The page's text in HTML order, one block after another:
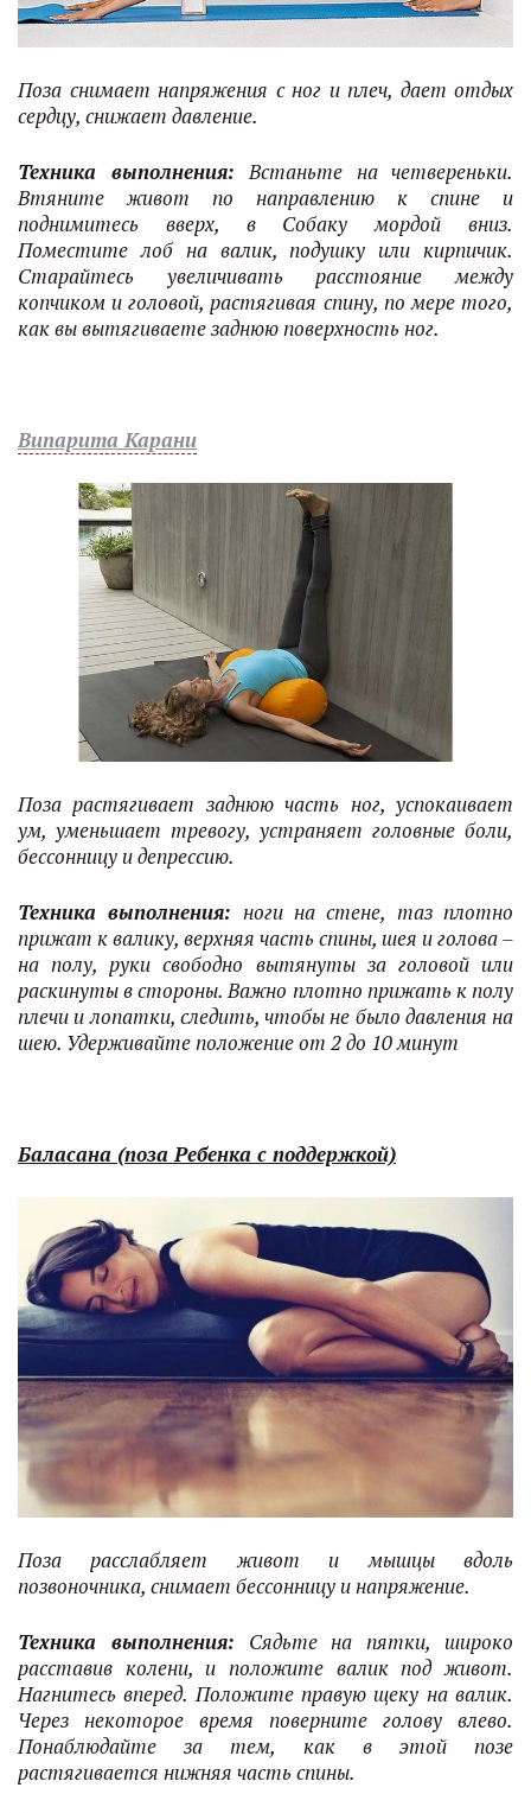
Поза снимает напряжения с ног и плеч, дает отдых
сердцу, снижает давление.
Техника выполнения:Встаньте на четвереньки.
Втяните живот по направлению к спине и
поднимитесь вверх, в Собаку мордой вниз.
Поместите лоб на валик, подушку или кирпичик.
Старайтесь увеличивать расстояние между
копчиком и головой, растягивая спину, по мере того,
как вы вытягиваете заднюю поверхность ног.
Випарита Карани
Поза растягивает заднюю часть ног, успокаивает
ум, уменьшает тревогу, устраняет головные боли,
бессонницу и депрессию.
Техника выполнения: ноги на стене, таз плотно
прижат к валику, верхняя часть спины, шея и голова –
на полу, руки свободно вытянуты за головой или
раскинуты в стороны. Важно плотно прижать к полу
плечи и лопатки, следить, чтобы не было давления на
шею. Удерживайте положение от 2 до 10 минут
Баласана (поза Ребенка с поддержкой)
Поза расслабляет живот и мышцы вдоль
позвоночника, снимает бессонницу и напряжение.
Техника выполнения: Сядьте на пятки, широко
расставив колени, и положите валик под живот.
Нагнитесь вперед. Положите правую щеку на валик.
Через некоторое время поверните голову влево.
Понаблюдайте за тем, как в этой позе
растягивается нижняя часть спины.